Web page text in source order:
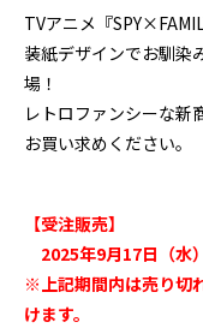
TVアニメ『
装紙デザインでお馴染
場！
レトロファンシーな
お買い求めください。
【受注販売】
2025年9月17日（水
※上記期間内は売り切
けます。